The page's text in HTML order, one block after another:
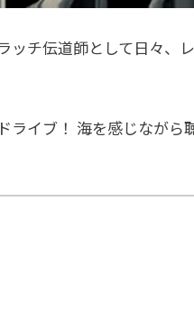
チ伝道師として日々、
イブ！ 海を感じながら